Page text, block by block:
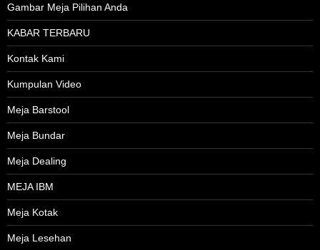
Gambar Meja Pilihan Anda
KABAR TERBARU
Kontak Kami
Kumpulan Video
Meja Barstool
Meja Bundar
Meja Dealing
MEJA IBM
Meja Kotak
Meja Lesehan